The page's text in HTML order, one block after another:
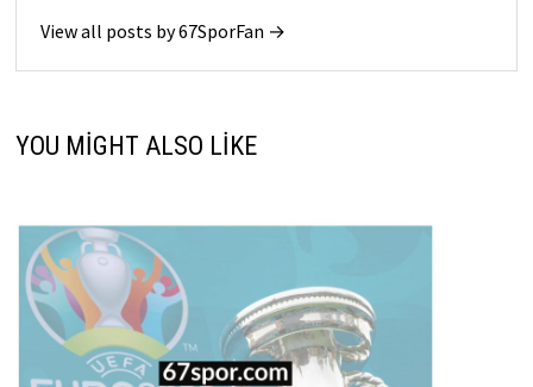
View all posts by 67SporFan →
YOU MIGHT ALSO LIKE